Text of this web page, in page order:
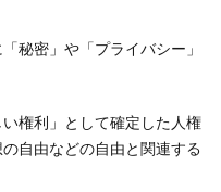
秘密」や「プライバシー」
権利」として確定した人権
自由などの自由と関連する